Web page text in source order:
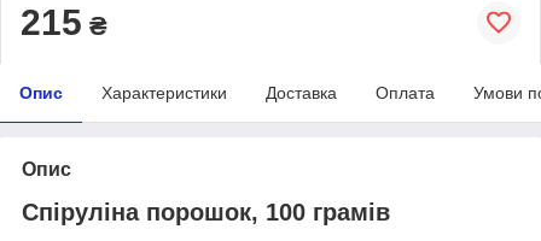
215 ₴
Опис Характеристики Доставка Оплата Умови
Опис
Спіруліна порошок, 100 грамів